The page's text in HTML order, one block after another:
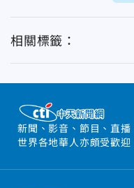
相關標籤：
新聞、影音、節目、直
世界各地華人亦頗受歡